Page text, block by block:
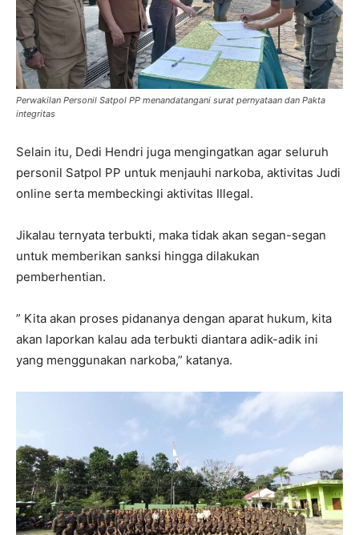
Perwakilan Personil Satpol PP menandatangani surat pernyataan dan Pakta
integritas
Selain itu, Dedi Hendri juga mengingatkan agar seluruh
personil Satpol PP untuk menjauhi narkoba, aktivitas Judi
online serta membeckingi aktivitas Illegal.
Jikalau ternyata terbukti, maka tidak akan segan-segan
untuk memberikan sanksi hingga dilakukan
pemberhentian.
” Kita akan proses pidananya dengan aparat hukum, kita
akan laporkan kalau ada terbukti diantara adik-adik ini
yang menggunakan narkoba,” katanya.